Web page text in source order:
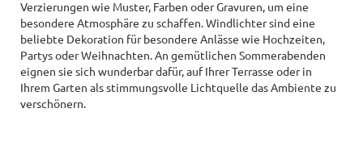
Verzierungen wie Muster, Farben oder Gravuren, um eine
besondere Atmosphäre zu schaffen. Windlichter sind eine
beliebte Dekoration für besondere Anlässe wie Hochzeiten,
Partys oder Weihnachten. An gemütlichen Sommerabenden
eignen sie sich wunderbar dafür, auf Ihrer Terrasse oder in
Ihrem Garten als stimmungsvolle Lichtquelle das Ambiente zu
verschönern.